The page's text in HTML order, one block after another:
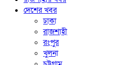
দেশের খবর
ঢাকা
রাজশাহী
রংপুর
খুলনা